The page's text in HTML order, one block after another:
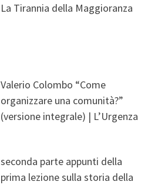
La Tirannia della Maggioranza
Valerio Colombo “Come
organizzare una comunità?”
(versione integrale) | L’Urgenza
seconda parte appunti della
prima lezione sulla storia della